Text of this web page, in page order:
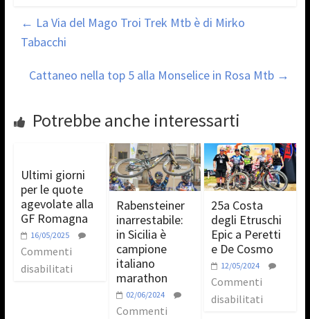
← La Via del Mago Troi Trek Mtb è di Mirko
Tabacchi
Cattaneo nella top 5 alla Monselice in Rosa Mtb →
Potrebbe anche interessarti
Ultimi giorni
per le quote
agevolate alla
GF Romagna
16/05/2025
Commenti
disabilitati
Rabensteiner
inarrestabile:
in Sicilia è
campione
italiano
marathon
02/06/2024
Commenti
25a Costa
degli Etruschi
Epic a Peretti
e De Cosmo
12/05/2024
Commenti
disabilitati